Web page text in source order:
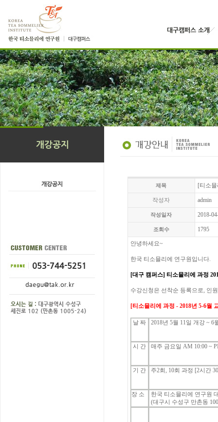
제목 [티소
작성자 admin
작성일자 2018-
조회수 1795
안녕하세요~
한국 티소믈리에 연구원입니다.
[대구 캠퍼스] 티소믈리에 과정
수강신청은 선착순 등록으로, 인원
[티소믈리에 과정 - 2018년 5-6월
날 짜 2018년 5월 11일 개강~ 6
시 간 매주 금요일AM 10:00 ~
기 간 주2회, 10회 과정 [2시간
장 소
한국 티소믈리에 연구원
(대구시 수성구 만촌동